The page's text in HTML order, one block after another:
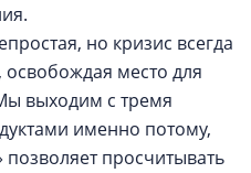
но кризис всегда
место для
выходим с тремя
именно потому,
просчитывать